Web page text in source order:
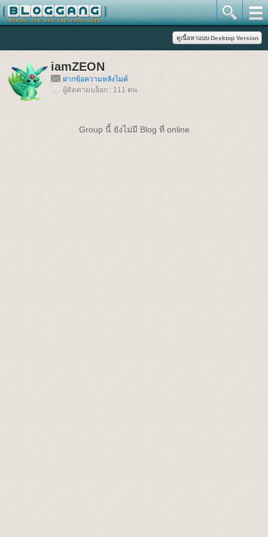
iamZEON
ฝากข้อความหลังไมค์
ผู้ติดตามบล็อก : 111 คน
Group นี้ ยังไม่มี Blog ที่ online